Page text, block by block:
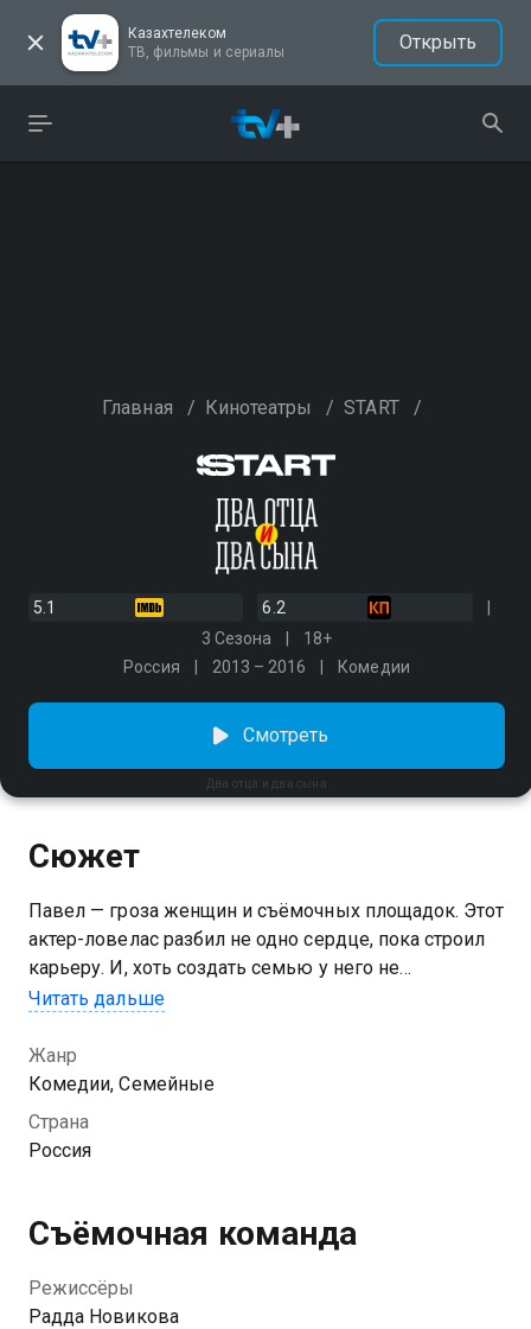
Казахтелеком
ТВ, фильмы и сериалы
Открыть
Главная / Кинотеатры / START /
5.1
6.2
3 Сезона
18+
Россия
2013 – 2016 Комедии
Два отца и два сына
Смотреть
Сюжет
Павел — гроза женщин и съёмочных площадок. Этот
актер-ловелас разбил не одно сердце, пока строил
карьеру. И, хоть создать семью у него не
получилось, мужчина доволен холостяцким
нежданные гости — брошенный им сын Виктор и
внук Владик.
Читать дальше
Жанр
Комедии, Семейные
Страна
Россия
Съёмочная команда
Режиссёры
Радда Новикова